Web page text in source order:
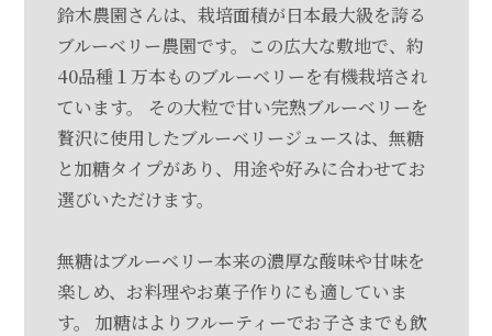
鈴木農園さんは、栽培面積が日本最大級を誇る
ブルーベリー農園です。この広大な敷地で、約
40品種１万本ものブルーベリーを有機栽培され
ています。 その大粒で甘い完熟ブルーベリーを
贅沢に使用したブルーベリージュースは、無糖
と加糖タイプがあり、用途や好みに合わせてお
選びいただけます。
無糖はブルーベリー本来の濃厚な酸味や甘味を
楽しめ、お料理やお菓子作りにも適していま
す。 加糖はよりフルーティーでお子さまでも飲